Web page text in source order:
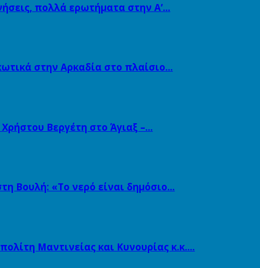
πολλά ερωτήματα στην Α’…
στην Αρκαδία στο πλαίσιο…
Βεργέτη στο Άγιαξ –…
Βουλή: «Το νερό είναι δημόσιο…
Μαντινείας και Κυνουρίας κ.κ….